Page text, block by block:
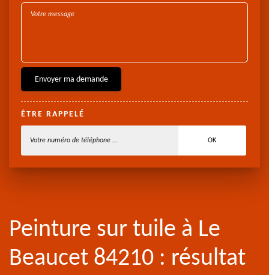
ÊTRE RAPPELÉ
Peinture sur tuile à Le
Beaucet 84210 : résultat